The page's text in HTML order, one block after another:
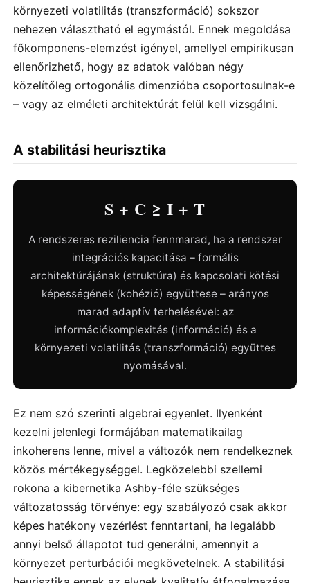
környezeti volatilitás (transzformáció) sokszor
nehezen választható el egymástól. Ennek megoldása
főkomponens-elemzést igényel, amellyel empirikusan
ellenőrizhető, hogy az adatok valóban négy
közelítőleg ortogonális dimenzióba csoportosulnak-e
– vagy az elméleti architektúrát felül kell vizsgálni.
A stabilitási heurisztika
S + C ≥ I + T
A rendszeres reziliencia fennmarad, ha a rendszer
integrációs kapacitása – formális
architektúrájának (struktúra) és kapcsolati kötési
képességének (kohézió) együttese – arányos
marad adaptív terhelésével: az
információkomplexitás (információ) és a
környezeti volatilitás (transzformáció) együttes
nyomásával.
Ez nem szó szerinti algebrai egyenlet. Ilyenként
kezelni jelenlegi formájában matematikailag
inkoherens lenne, mivel a változók nem rendelkeznek
közös mértékegységgel. Legközelebbi szellemi
rokona a kibernetika Ashby-féle szükséges
változatosság törvénye: egy szabályozó csak akkor
képes hatékony vezérlést fenntartani, ha legalább
annyi belső állapotot tud generálni, amennyit a
környezet perturbációi megkövetelnek. A stabilitási